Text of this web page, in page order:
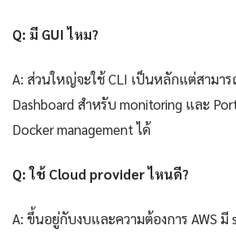
Q: มี GUI ไหม?
A: ส่วนใหญ่จะใช้ CLI เป็นหลักแต่สามาร
Dashboard สำหรับ monitoring และ
Docker management ได้
Q: ใช้ Cloud provider ไหนดี?
A: ขึ้นอยู่กับงบและความต้องการ AWS มี